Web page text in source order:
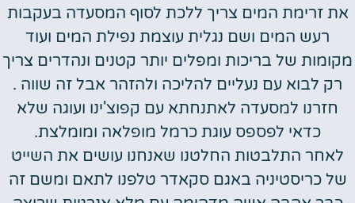
את זרימת המים צריך ללכת לסוף המסעדה בעקבות
רעש המים ושם נגלית עוצמת נפילת המים ועוד
מקומות של בריכות ומפלים יותר קטנים ונהדרים צריך
רק לבוא עם נעליים להליכה ולהזהר אבל זה שווה .
חזרנו למסעדה לאתנחתא עם קפוצ'ינו ועוגה שלא
כדאי לפספס עוגת כרמל מופלאה ומומלצת.
לאחר התלבטות החלטנו שאנחנו עושים את השייט
של כריסטיניה באגם סקאדר טלפנו לתאם ומשם זה